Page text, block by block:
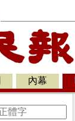
內幕